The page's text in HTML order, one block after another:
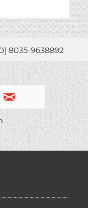
8035-9638892